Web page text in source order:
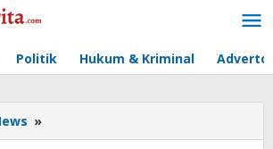
Politik Hukum & Kriminal
»
Mengakhiri